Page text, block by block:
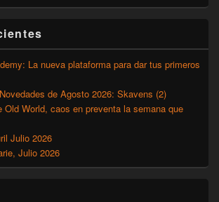
La nueva plataforma para dar tus primeros
de Agosto 2026: Skavens (2)
Old World, caos en preventa la semana que
Julio 2026
Julio 2026